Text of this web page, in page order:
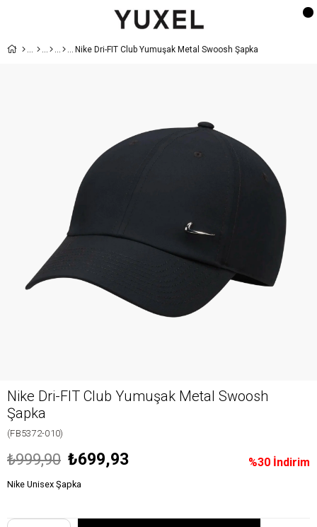
Nike Dri-FIT Club Yumuşak Metal Swoosh Şapka
Nike Dri-FIT Club Yumuşak Metal Swoosh
Şapka
(FB5372-010)
%30 İndirim
₺999,90 ₺699,93
Nike Unisex Şapka